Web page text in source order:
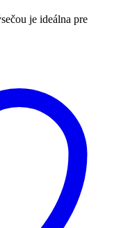
je ideálna pre